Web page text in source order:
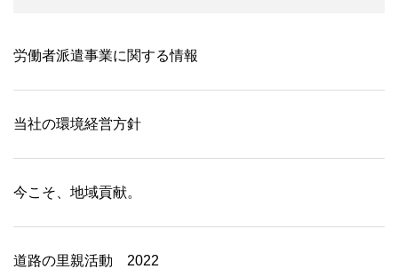
労働者派遣事業に関する情報
当社の環境経営方針
今こそ、地域貢献。
道路の里親活動 2022